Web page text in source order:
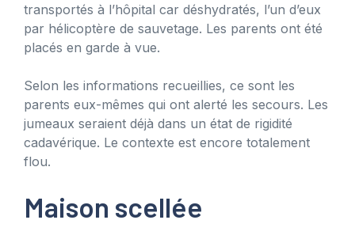
transportés à l’hôpital car déshydratés, l’un d’eux
par hélicoptère de sauvetage. Les parents ont été
placés en garde à vue.
Selon les informations recueillies, ce sont les
parents eux-mêmes qui ont alerté les secours. Les
jumeaux seraient déjà dans un état de rigidité
cadavérique. Le contexte est encore totalement
flou.
Maison scellée